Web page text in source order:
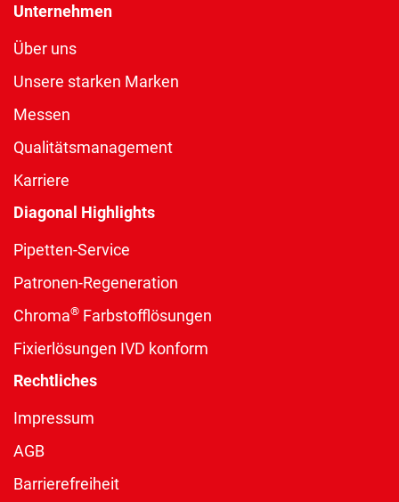
Unternehmen
Über uns
Unsere starken Marken
Messen
Qualitätsmanagement
Karriere
Diagonal Highlights
Pipetten-Service
Patronen-Regeneration
Chroma® Farbstofflösungen
Fixierlösungen IVD konform
Rechtliches
Impressum
AGB
Barrierefreiheit